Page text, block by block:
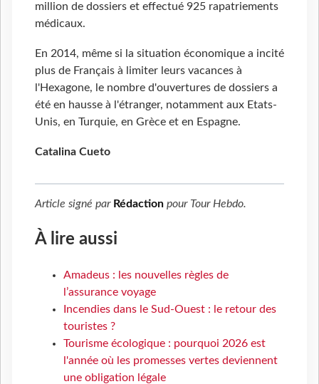
million de dossiers et effectué 925 rapatriements
médicaux.
En 2014, même si la situation économique a incité
plus de Français à limiter leurs vacances à
l'Hexagone, le nombre d'ouvertures de dossiers a
été en hausse à l'étranger, notamment aux Etats-
Unis, en Turquie, en Grèce et en Espagne.
Catalina Cueto
Article signé par Rédaction pour Tour Hebdo.
À lire aussi
Amadeus : les nouvelles règles de
l’assurance voyage
Incendies dans le Sud-Ouest : le retour des
touristes ?
Tourisme écologique : pourquoi 2026 est
l'année où les promesses vertes deviennent
une obligation légale